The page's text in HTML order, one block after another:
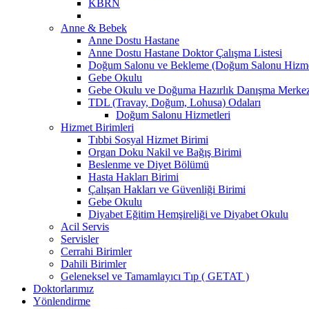
KBRN
Anne & Bebek
Anne Dostu Hastane
Anne Dostu Hastane Doktor Çalışma Listesi
Doğum Salonu ve Bekleme (Doğum Salonu
Gebe Okulu
Gebe Okulu ve Doğuma Hazırlık Danışma
TDL (Travay, Doğum, Lohusa) Odaları
Doğum Salonu Hizmetleri
Hizmet Birimleri
Tıbbi Sosyal Hizmet Birimi
Organ Doku Nakil ve Bağış Birimi
Beslenme ve Diyet Bölümü
Hasta Hakları Birimi
Çalışan Hakları ve Güvenliği Birimi
Gebe Okulu
Diyabet Eğitim Hemşireliği ve Diyabet Okulu
Acil Servis
Servisler
Cerrahi Birimler
Dahili Birimler
Geleneksel ve Tamamlayıcı Tıp ( GETAT )
Doktorlarımız
Yönlendirme